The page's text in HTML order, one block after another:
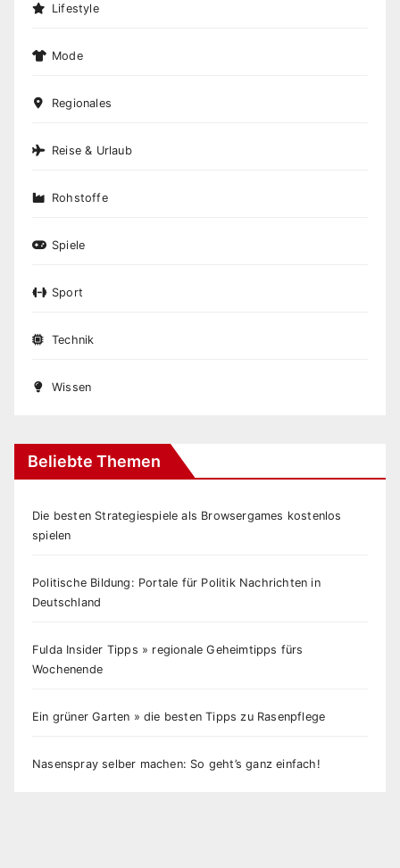
Lifestyle
Mode
Regionales
Reise & Urlaub
Rohstoffe
Spiele
Sport
Technik
Wissen
Beliebte Themen
Die besten Strategiespiele als Browsergames kostenlos
spielen
Politische Bildung: Portale für Politik Nachrichten in
Deutschland
Fulda Insider Tipps » regionale Geheimtipps fürs
Wochenende
Ein grüner Garten » die besten Tipps zu Rasenpflege
Nasenspray selber machen: So geht’s ganz einfach!